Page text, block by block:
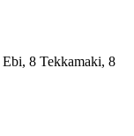
8 Tekkamaki, 8